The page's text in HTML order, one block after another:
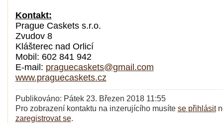
Kontakt:
Prague Caskets s.r.o.
Zvudov 8
Klášterec nad Orlicí
Mobil: 602 841 942
E-mail: praguecaskets@gmail.com
www.praguecaskets.cz
Publikováno: Pátek 23. Březen 2018 11:55
Pro zobrazení kontaktu na inzerujícího musíte se přihlásit
zaregistrovat se.